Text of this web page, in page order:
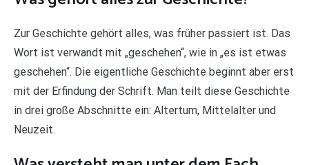
Zur Geschichte gehört alles, was früher passiert ist. Das
Wort ist verwandt mit „geschehen“, wie in „es ist etwas
geschehen“. Die eigentliche Geschichte beginnt aber erst
mit der Erfindung der Schrift. Man teilt diese Geschichte
in drei große Abschnitte ein: Altertum, Mittelalter und
Neuzeit.